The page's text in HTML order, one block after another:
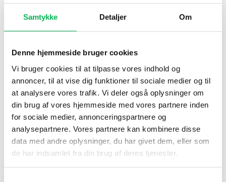
Samtykke Detaljer Om
Denne hjemmeside bruger cookies
Vi bruger cookies til at tilpasse vores indhold og
annoncer, til at vise dig funktioner til sociale medier og til
at analysere vores trafik. Vi deler også oplysninger om
din brug af vores hjemmeside med vores partnere inden
for sociale medier, annonceringspartnere og
analysepartnere. Vores partnere kan kombinere disse
data med andre oplysninger, du har givet dem, eller som
de har indsamlet fra din brug af deres tjenester.
Egenskaber og fordele
Finmasket net, der beskytter mod myg og små insekter
Passer til enkelt seng
Kan bruges året rundt i forskellige miljøer
Let at pakke og tage med på rejser
Anvendelse trin for trin
Hæng myggenettet op i loftet med den medfølgende krog eller
et andet fastgørelsespunkt over sengen.